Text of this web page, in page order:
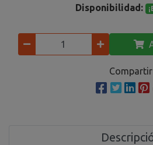
Disponibilidad:
Compartir